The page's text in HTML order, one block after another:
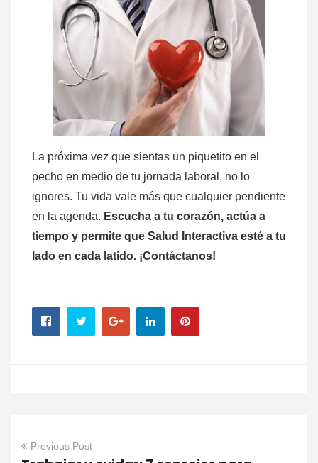
La próxima vez que sientas un piquetito en el
pecho en medio de tu jornada laboral, no lo
ignores. Tu vida vale más que cualquier pendiente
en la agenda. Escucha a tu corazón, actúa a
tiempo y permite que Salud Interactiva esté a tu
lado en cada latido. ¡Contáctanos!
Previous Post